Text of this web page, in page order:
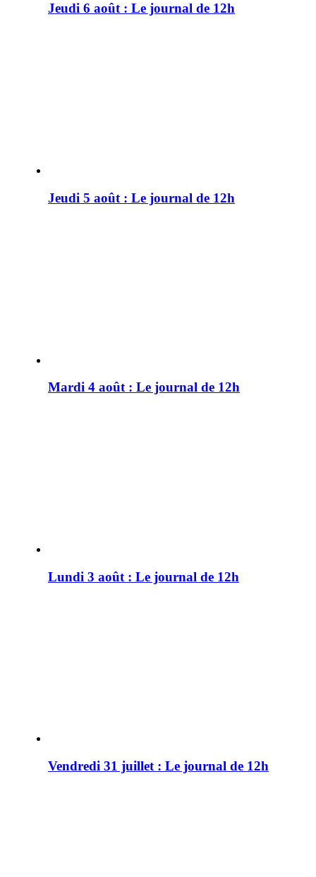
Jeudi 6 août : Le journal de 12h
Jeudi 5 août : Le journal de 12h
Mardi 4 août : Le journal de 12h
Lundi 3 août : Le journal de 12h
Vendredi 31 juillet : Le journal de 12h